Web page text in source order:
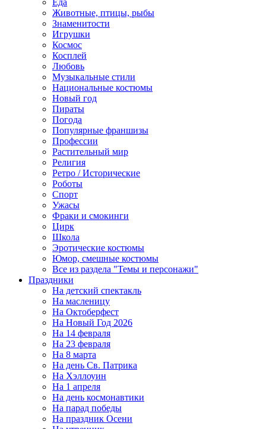
Еда
Животные, птицы, рыбы
Знаменитости
Игрушки
Космос
Косплей
Любовь
Музыкальные стили
Национальные костюмы
Новый год
Пираты
Погода
Популярные франшизы
Профессии
Растительный мир
Религия
Ретро / Исторические
Роботы
Спорт
Ужасы
Фраки и смокинги
Цирк
Школа
Эротические костюмы
Юмор, смешные костюмы
Все из раздела "Темы и персонажи"
Праздники
На детский спектакль
На масленицу
На Октоберфест
На Новый Год 2026
На 14 февраля
На 23 февраля
На 8 марта
На день Св. Патрика
На Хэллоуин
На 1 апреля
На день космонавтики
На парад победы
На праздник Осени